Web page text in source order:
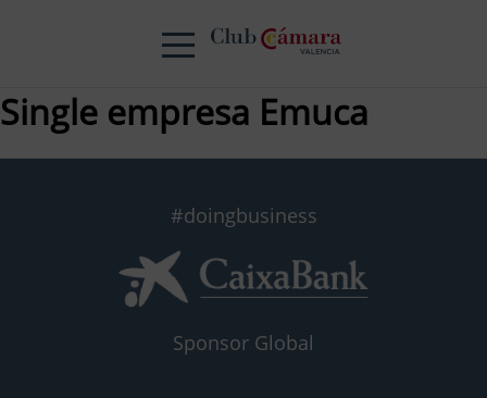
Single empresa Emuca
#doingbusiness
Sponsor Global